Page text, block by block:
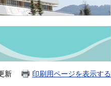
新 印刷用ページを表示する